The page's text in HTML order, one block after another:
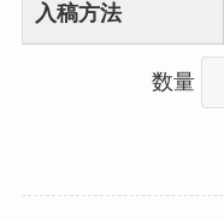
入稿方法
数量